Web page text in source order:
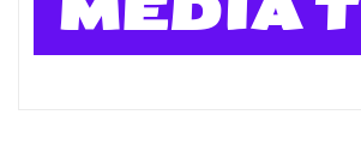
MEDIA